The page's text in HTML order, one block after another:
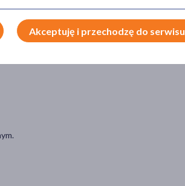
Akceptuję i przechodzę do serwisu